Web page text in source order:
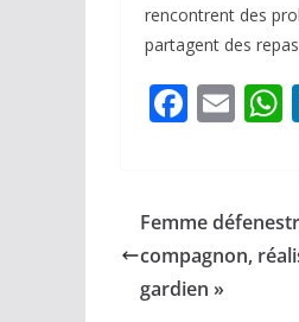
rencontrent des
partagent des
F
b
o
o
E
l s
Femme
compagnon,
gardien »